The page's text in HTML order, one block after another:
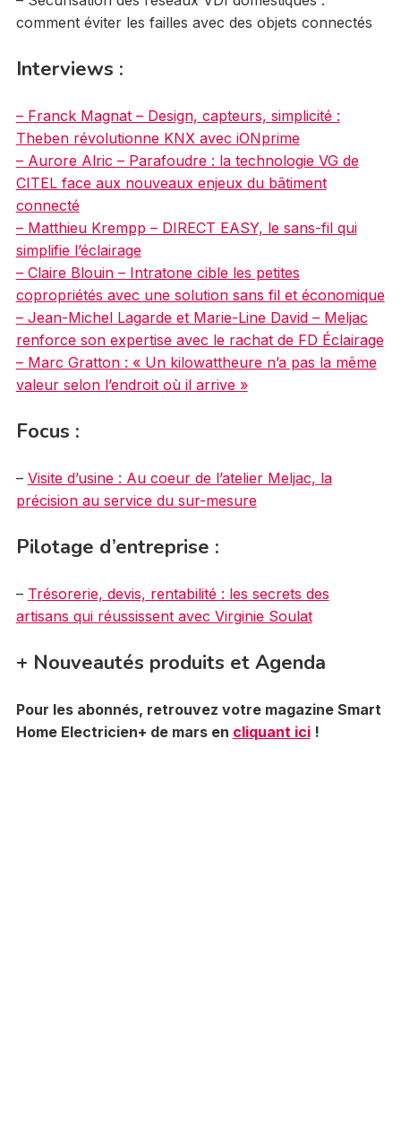
comment éviter les failles avec des objets connectés
Interviews :
– Franck Magnat – Design, capteurs, simplicité :
Theben révolutionne KNX avec iONprime
– Aurore Alric – Parafoudre : la technologie VG de
CITEL face aux nouveaux enjeux du bâtiment
connecté
– Matthieu Krempp – DIRECT EASY, le sans-fil qui
simplifie l’éclairage
– Claire Blouin – Intratone cible les petites
copropriétés avec une solution sans fil et économique
– Jean-Michel Lagarde et Marie-Line David – Meljac
renforce son expertise avec le rachat de FD Éclairage
– Marc Gratton : « Un kilowattheure n’a pas la même
valeur selon l’endroit où il arrive »
Focus :
– Visite d’usine : Au coeur de l’atelier Meljac, la
précision au service du sur-mesure
Pilotage d’entreprise :
– Trésorerie, devis, rentabilité : les secrets des
artisans qui réussissent avec Virginie Soulat
+ Nouveautés produits et Agenda
Pour les abonnés, retrouvez votre magazine Smart
Home Electricien+ de mars en cliquant ici!